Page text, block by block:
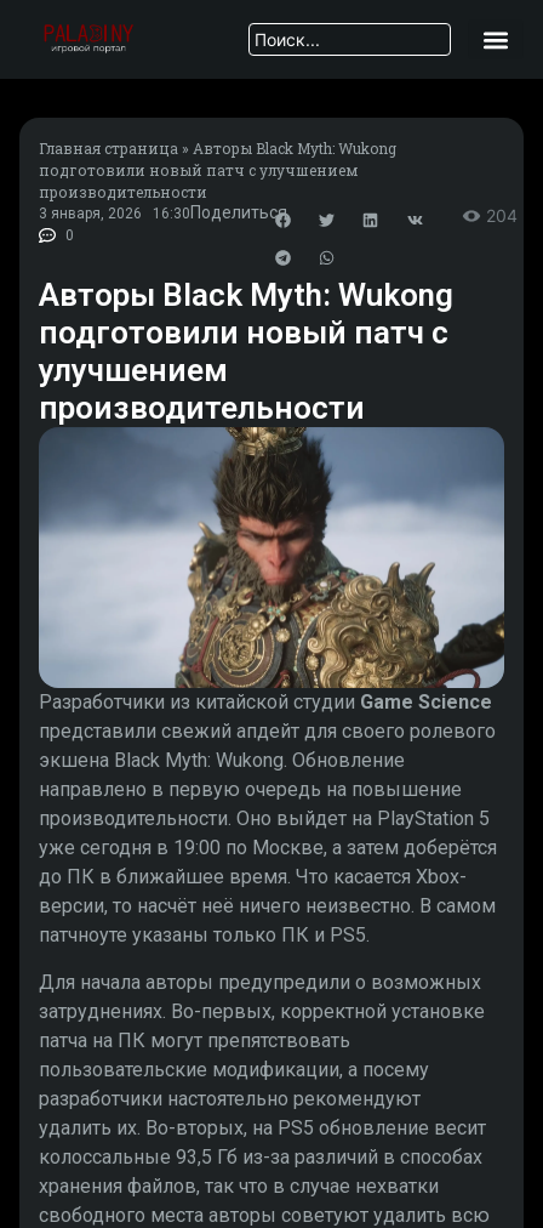
Главная страница » Авторы Black Myth: Wukong
подготовили новый патч с улучшением
производительности
3 января, 2026
16:30
0
Поделиться 204
Авторы Black Myth: Wukong
подготовили новый патч с
улучшением
производительности
Разработчики из китайской студии Game Science
представили свежий апдейт для своего ролевого
экшена Black Myth: Wukong. Обновление
направлено в первую очередь на повышение
производительности. Оно выйдет на PlayStation 5
уже сегодня в 19:00 по Москве, а затем доберётся
до ПК в ближайшее время. Что касается Xbox-
версии, то насчёт неё ничего неизвестно. В самом
патчноуте указаны только ПК и PS5.
Для начала авторы предупредили о возможных
затруднениях. Во-первых, корректной установке
патча на ПК могут препятствовать
пользовательские модификации, а посему
разработчики настоятельно рекомендуют
удалить их. Во-вторых, на PS5 обновление весит
колоссальные 93,5 Гб из-за различий в способах
хранения файлов, так что в случае нехватки
свободного места авторы советуют удалить всю